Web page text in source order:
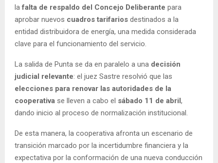
lafalta de respaldo del Concejo Deliberante para
aprobar nuevos cuadros tarifarios destinados a la
entidad distribuidora de energía, una medida considerada
clave para el funcionamiento del servicio.
La salida de Punta se da en paralelo a una decisión
judicial relevante: el juez Sastre resolvió que las
elecciones para renovar las autoridades de la
cooperativa se lleven a cabo el sábado 11 de abril,
dando inicio al proceso de normalización institucional.
De esta manera, la cooperativa afronta un escenario de
transición marcado por la incertidumbre financiera y la
expectativa por la conformación de una nueva conducción